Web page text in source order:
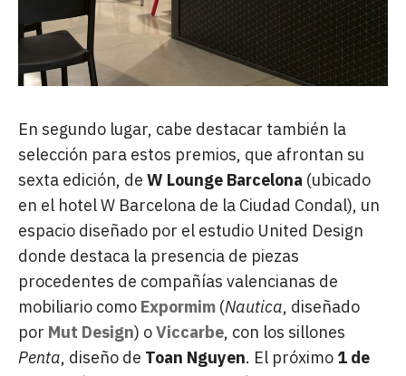
En segundo lugar, cabe destacar también la
selección para estos premios, que afrontan su
sexta edición, de W Lounge Barcelona (ubicado
en el hotel W Barcelona de la Ciudad Condal), un
espacio diseñado por el estudio United Design
donde destaca la presencia de piezas
procedentes de compañías valencianas de
mobiliario como Expormim (Nautica, diseñado
por Mut Design) oViccarbe, con los sillones
Penta, diseño de Toan Nguyen. El próximo 1 de